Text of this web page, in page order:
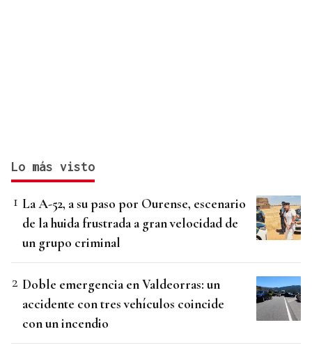
Lo más visto
La A-52, a su paso por Ourense, escenario
de la huida frustrada a gran velocidad de
un grupo criminal
Doble emergencia en Valdeorras: un
accidente con tres vehículos coincide
con un incendio